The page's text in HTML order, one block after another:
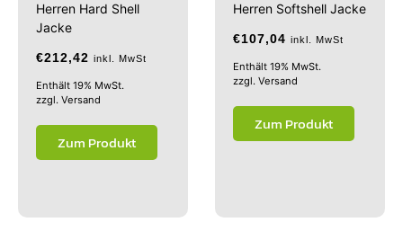
Herren Hard Shell
Jacke
€212,42 inkl. MwSt
Enthält 19% MwSt.
zzgl. Versand
Zum Produkt
Herren Softshell Jacke
€107,04 inkl. MwSt
Enthält 19% MwSt.
zzgl. Versand
Zum Produkt